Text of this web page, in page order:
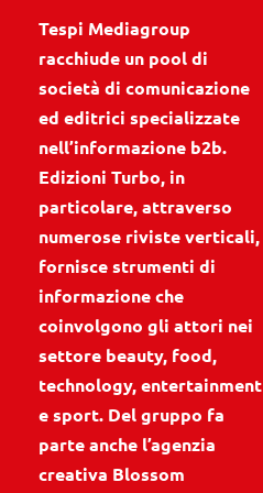
Tespi Mediagroup
racchiude un pool di
società di comunicazione
ed editrici specializzate
nell’informazione b2b.
Edizioni Turbo, in
particolare, attraverso
numerose riviste verticali,
fornisce strumenti di
informazione che
coinvolgono gli attori nei
settore beauty, food,
technology, entertainment
e sport. Del gruppo fa
parte anche l’agenzia
creativa Blossom